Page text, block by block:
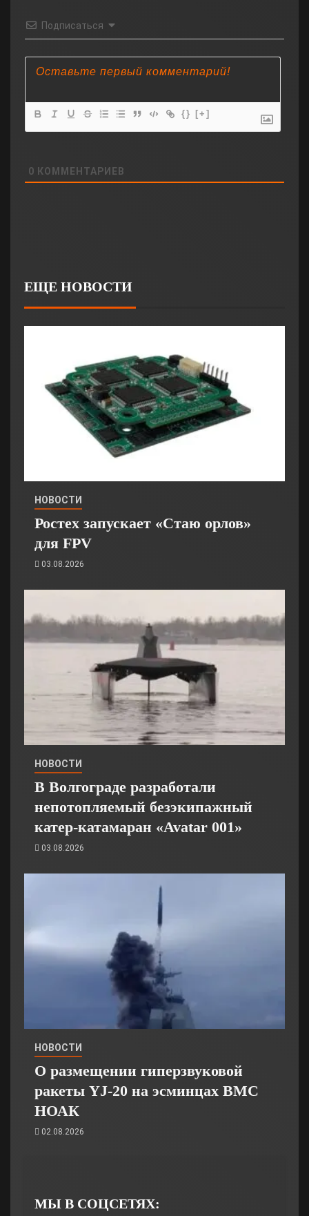
Подписаться
{} [+]
0 КОММЕНТАРИЕВ
ЕЩЕ НОВОСТИ
НОВОСТИ
Ростех запускает «Стаю орлов»
для FPV
03.08.2026
НОВОСТИ
В Волгограде разработали
непотопляемый безэкипажный
катер-катамаран «Avatar 001»
03.08.2026
НОВОСТИ
О размещении гиперзвуковой
ракеты YJ-20 на эсминцах ВМС
НОАК
02.08.2026
МЫ В СОЦСЕТЯХ: